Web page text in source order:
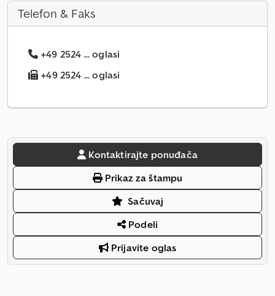
Telefon & Faks
+49 2524 ... oglasi
+49 2524 ... oglasi
Kontaktirajte ponuđača
Prikaz za štampu
Sačuvaj
Podeli
Prijavite oglas